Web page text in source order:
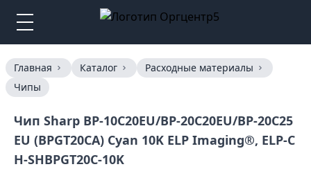
Главная Каталог
Расходные материалы
Чипы
Чип Sharp BP-10С20EU/BP-20С20EU/BP-20С25
EU (BPGT20CA) Cyan 10K ELP Imaging®, ELP-C
H-SHBPGT20C-10K